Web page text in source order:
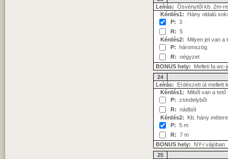
Leírás: Ösvénytől kb. 2m-
Kérdés1: Hány oldalú
P: 3
R: 5
Kérdés2: Milyen jel van a
P: háromszög
R: négyzet
BONUS hely: Melleti fa wc-
24
Leírás: Erdészeti út mellett
Kérdés1: Miből van a tető
P: zsindelyből
R: nádból
Kérdés2: Kb. hány
P: 5 m
R: 7 m
BONUS hely: NY-i vájúban
25